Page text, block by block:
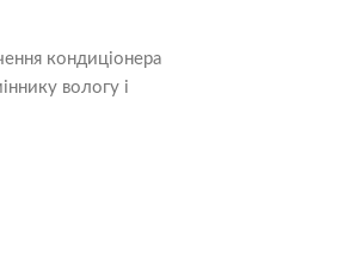
кондиціонера
вологу і